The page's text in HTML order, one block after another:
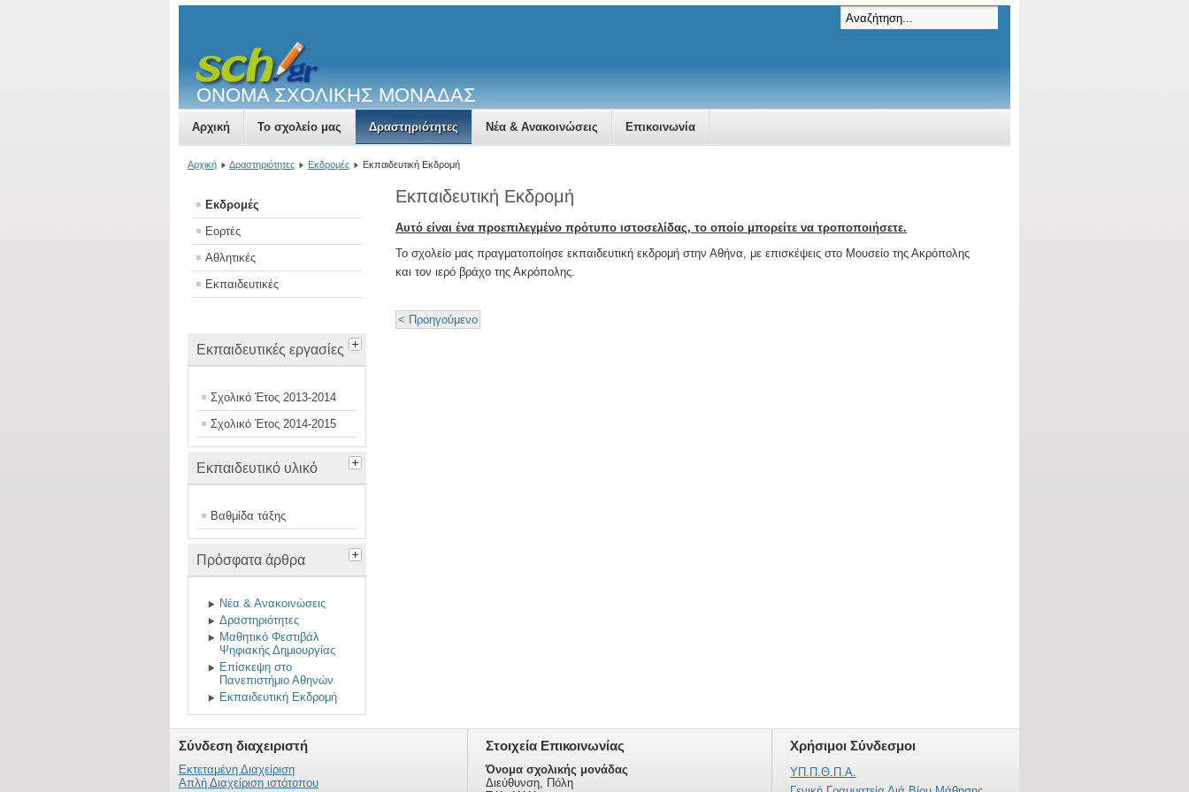
ΟΝΟΜΑ ΣΧΟΛΙΚΗΣ ΜΟΝΑΔΑΣ
Αρχική Το σχολείο μας Δραστηριότητες Νέα & Ανακοινώσεις Επικοινωνία
Αρχική Δραστηριότητες Εκδρομές Εκπαιδευτική Εκδρομή
Εκδρομές
Εορτές
Αθλητικές
Εκπαιδευτικές
Εκπαιδευτικές εργασίες
Σχολικό Έτος 2013-2014
Σχολικό Έτος 2014-2015
Εκπαιδευτικό υλικό
Βαθμίδα τάξης
Πρόσφατα άρθρα
Νέα & Ανακοινώσεις
Δραστηριότητες
Μαθητικό Φεστιβάλ
Ψηφιακής Δημιουργίας
Επίσκεψη στο
Πανεπιστήμιο Αθηνών
Εκπαιδευτική Εκδρομή
Εκπαιδευτική Εκδρομή
Αυτό είναι ένα προεπιλεγμένο πρότυπο ιστοσελίδας, το οποίο μπορείτε να τροποποιήσετε.
Το σχολείο μας πραγματοποίησε εκπαιδευτική εκδρομή στην Αθήνα, με επισκέψεις στο Μουσείο της Ακρόπολης
και τον ιερό βράχο της Ακρόπολης.
< Προηγούμενο
Σύνδεση διαχειριστή
Εκτεταμένη Διαχείριση
Απλή Διαχείριση ιστότοπου
Στοιχεία Επικοινωνίας
Όνομα σχολικής μονάδας
Διεύθυνση, Πόλη
Χρήσιμοι Σύνδεσμοι
ΥΠ.Π.Θ.Π.Α.